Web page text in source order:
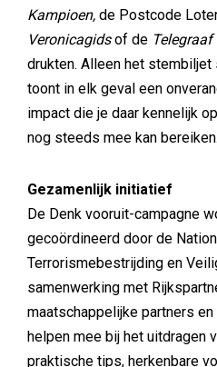
Kampioen, de Postcode
Veronicagidsof de Telegraaf
drukten. Alleen het stembiljet
toont in elk geval een
impact die je daar kennelijk
nog steeds mee kan bereiken.
Gezamenlijk initiatief
De Denk vooruit-campagne
gecoördineerd door de
Terrorismebestrijding en
samenwerking met
maatschappelijke partners
helpen mee bij het uitdragen
praktische tips, herkenbare